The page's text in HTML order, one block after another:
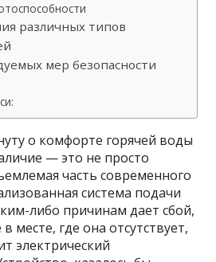
различных типов
мер безопасности
о комфорте горячей воды
— это не просто
часть современного
система подачи
либо причинам дает сбой,
месте, где она отсутствует,
электрический